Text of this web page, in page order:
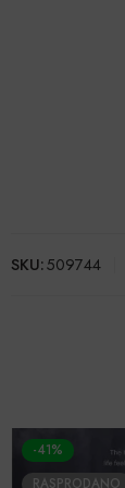
SKU:509744
-41%
RASPRODANO